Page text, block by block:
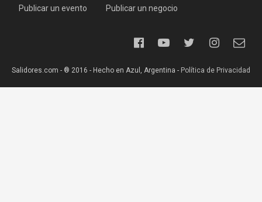
Publicar un evento Publicar un negocio
Salidores.com - ® 2016 - Hecho en Azul, Argentina - Política de Privacidad